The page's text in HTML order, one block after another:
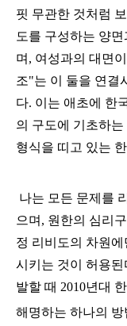
핏 무관한 것처럼
도를 구성하는 양
며, 여성과의 대면
조"는 이 둘을 연결
다. 이는 애초에 한
의 구도에 기초하
형식을 띠고 있는
나는 모든 문제를
으며, 원한의 심리
정 리비도의 차원
시키는 것이 허용
발할 때 2010년대
해명하는 하나의